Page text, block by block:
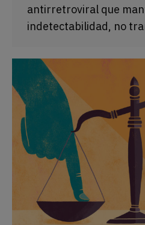
antirretroviral que
indetectabilidad, no